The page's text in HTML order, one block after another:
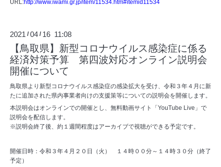
URL:http://www.iwami.gr.jp/item/11534.htm#itemid11534
2021 /04 / 16 11:08
【鳥取県】新型コロナウイルス感染症に係る
経済対策予算 第四波対応オンライン説明会
開催について
鳥取県より新型コロナウイルス感染症の感染拡大を受け、令和３年４月に新
たに追加された県内事業者向けの支援策等についての説明会を開催します。
本説明会はオンラインでの開催とし、無料動画サイト「YouTube Live」で
説明会を配信します。
※説明会終了後、約１週間程度はアーカイブで視聴ができる予定です。
開催日時：令和３年４月２０日（火） １４時００分～１４時３０分（終了
予定）